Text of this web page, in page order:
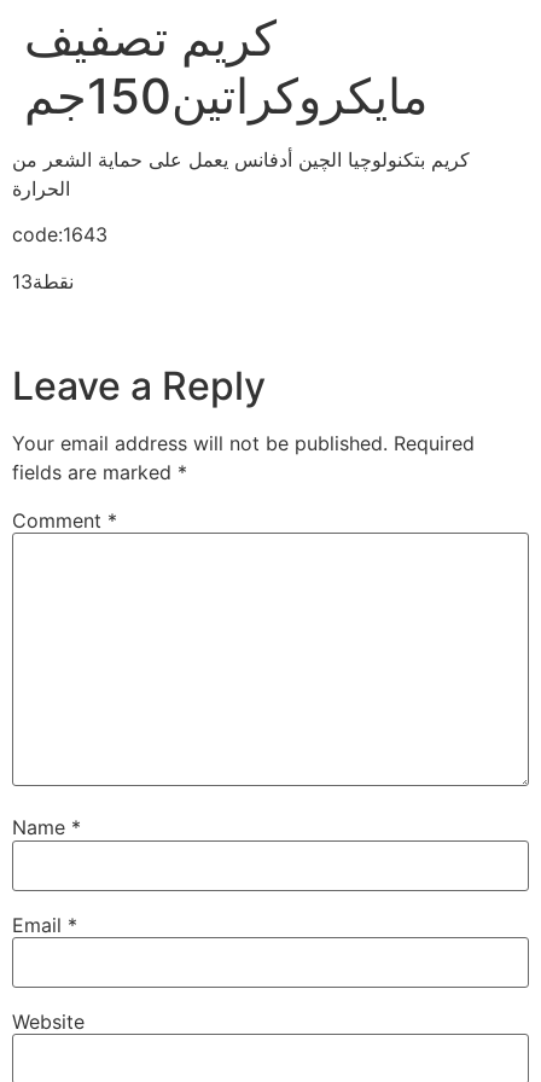
كريم تصفيف
مايكروكراتين150جم
كريم بتكنولوچيا الچين أدفانس يعمل على حماية الشعر من
الحرارة
code:1643
13نقطة
Leave a Reply
Your email address will not be published. Required
fields are marked *
Comment *
Name *
Email *
Website